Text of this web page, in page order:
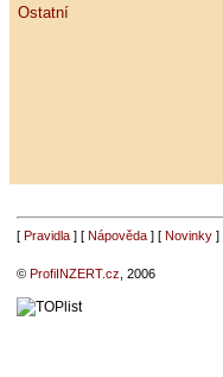
Ostatní
[ Pravidla] [ Nápověda] [ Novinky]
© ProfiINZERT.cz , 2006